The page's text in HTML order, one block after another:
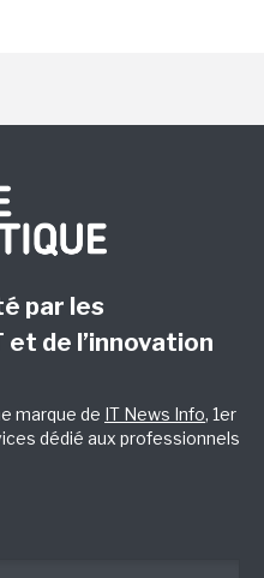
par les
et de l’innovation
marque de IT News Info, 1er
dédié aux professionnels